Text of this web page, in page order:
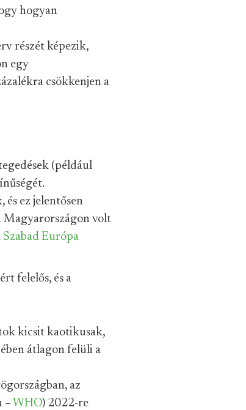
hogyan
részét képezik,
egy
csökkenjen a
(például
és ez jelentősen
Magyarországon volt
Szabad Európa
felelős, és a
kicsit kaotikusak,
átlagon felüli a
az
– WHO) 2022-re